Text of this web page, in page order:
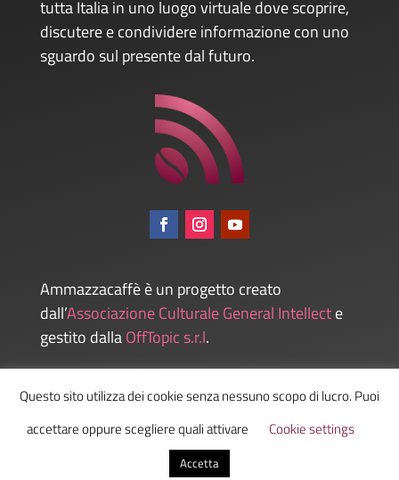
tutta Italia in uno luogo virtuale dove scoprire,
discutere e condividere informazione con uno
sguardo sul presente dal futuro.
Ammazzacaffè è un progetto creato
dall’Associazione Culturale General Intellecte
gestito dallaOffTopic s.r.l.
Admin
Questo sito utilizza dei cookie senza nessuno scopo di lucro. Puoi
accettare oppure scegliere quali attivare
Cookie settings
Accetta